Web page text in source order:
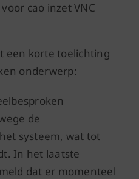
cao inzet VNC
een korte toelichting
onderwerp:
de
systeem, wat tot
In het laatste
dat er momenteel